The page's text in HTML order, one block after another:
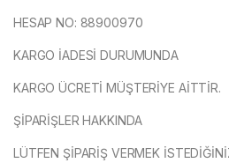
HESAP NO: 88900970
KARGO İADESİ DURUMUNDA
KARGO ÜCRETİ MÜŞTERİYE AİTTİR.
ŞİPARİŞLER HAKKINDA
LÜTFEN ŞİPARİŞ VERMEK